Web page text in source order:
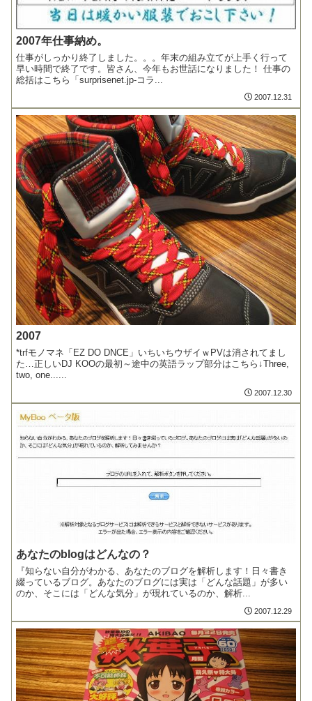
2007年仕事納め。
仕事がしっかり終了しました。。。年末の組み立てが上手く行って
早い時間で終了です。皆さん、今年もお世話になりました！ 仕事の
総括はこちら「surprisenet.jp-コラ...
2007.12.31
2007
*trfモノマネ「EZ DO DNCE」いちいちウザイｗPVは消されてまし
た…正しいDJ KOOの最初～途中の英語ラップ部分はこちら↓Three,
two, one......
2007.12.30
あなたのblogはどんなの？
『知らない自分がわかる、あなたのブログを解析します！日々書き
綴っているブログ。あなたのブログには実は「どんな話題」が多い
のか、そこには「どんな気分」が現れているのか、解析...
2007.12.29